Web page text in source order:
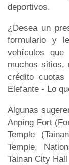
deportivos.
¿Desea un
formulario y
vehículos que
muchos sitios,
crédito
Elefante - Lo
Algunas
Anping Fort
Temple
Temple,
Tainan City